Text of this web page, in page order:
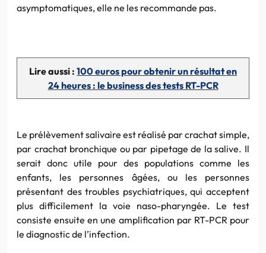
asymptomatiques, elle ne les recommande pas.
Lire aussi : 100 euros pour obtenir un résultat en
24 heures : le business des tests RT-PCR
Le prélèvement salivaire est réalisé par crachat simple,
par crachat bronchique ou par pipetage de la salive. Il
serait donc utile pour des populations comme les
enfants, les personnes âgées, ou les personnes
présentant des troubles psychiatriques, qui acceptent
plus difficilement la voie naso-pharyngée. Le test
consiste ensuite en une amplification par RT-PCR pour
le diagnostic de l’infection.